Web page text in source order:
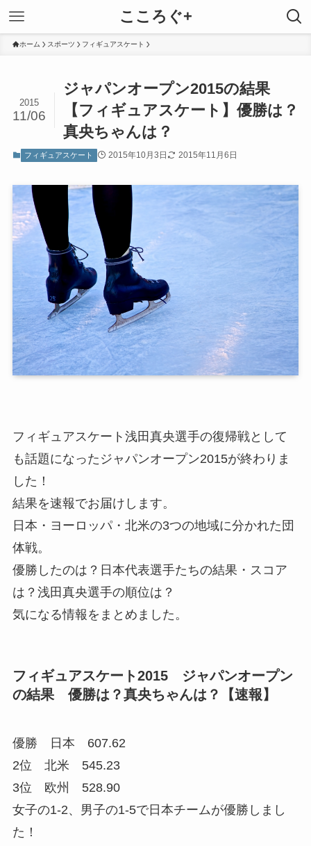
こころぐ+
ホーム スポーツ フィギュアスケート
ジャパンオープン2015の結果
【フィギュアスケート】優勝は？
真央ちゃんは？
2015
11/06
フィギュアスケート 2015年10月3日 2015年11月6日
フィギュアスケート浅田真央選手の復帰戦として
も話題になったジャパンオープン2015が終わりま
した！
結果を速報でお届けします。
日本・ヨーロッパ・北米の3つの地域に分かれた団
体戦。
優勝したのは？日本代表選手たちの結果・スコア
は？浅田真央選手の順位は？
気になる情報をまとめました。
フィギュアスケート2015 ジャパンオープン
の結果 優勝は？真央ちゃんは？【速報】
優勝 日本 607.62
2位 北米 545.23
3位 欧州 528.90
女子の1-2、男子の1-5で日本チームが優勝しまし
た！